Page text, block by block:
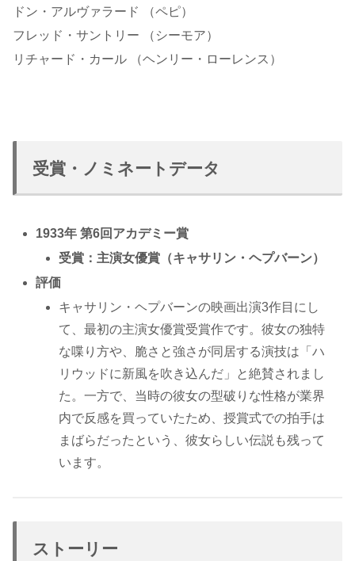
ドン・アルヴァラード （ペピ）
フレッド・サントリー （シーモア）
リチャード・カール （ヘンリー・ローレンス）
受賞・ノミネートデータ
1933年 第6回アカデミー賞
受賞：主演女優賞（キャサリン・ヘプバーン）
評価
キャサリン・ヘプバーンの映画出演3作目にし
て、最初の主演女優賞受賞作です。彼女の独特
な喋り方や、脆さと強さが同居する演技は「ハ
リウッドに新風を吹き込んだ」と絶賛されまし
た。一方で、当時の彼女の型破りな性格が業界
内で反感を買っていたため、授賞式での拍手は
まばらだったという、彼女らしい伝説も残って
います。
ストーリー